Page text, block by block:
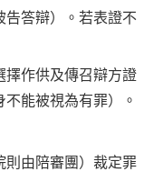
告答辯）。若表證不
作供及傳召辯方證
能被視為有罪）。
由陪審團）裁定罪